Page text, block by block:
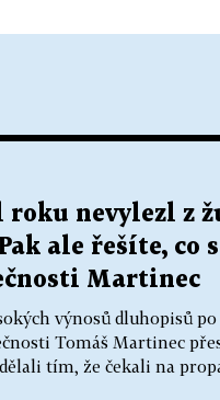
nevylezl z
ale řešíte, co
Martinec
výnosů dluhopisů po
Tomáš Martinec
tím, že čekali na